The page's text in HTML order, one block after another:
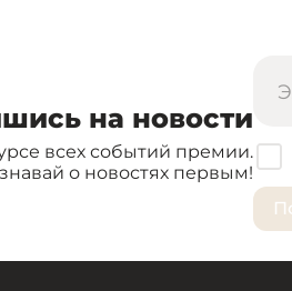
на новости
всех событий премии.
о новостях первым!